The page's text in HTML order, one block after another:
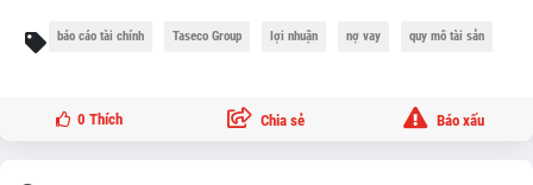
báo cáo tài chính Taseco Group lợi nhuận nợ vay quy mô tài sản
0 Thích Chia sẻ Báo xấu